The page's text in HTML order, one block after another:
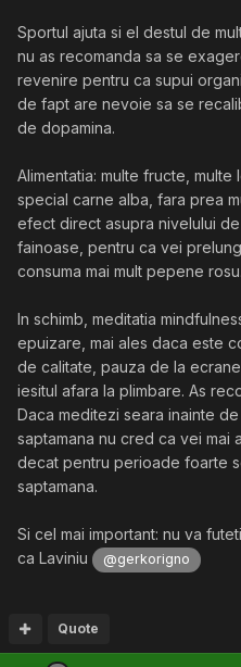
Sportul ajuta si el destul de
nu as recomanda sa se
revenire pentru ca supui
de fapt are nevoie sa se
de dopamina.
Alimentatia: multe fructe,
special carne alba, fara prea
efect direct asupra nivelului
fainoase, pentru ca vei
consuma mai mult pepene
In schimb, meditatia
epuizare, mai ales daca este
de calitate, pauza de la
iesitul afara la plimbare. As
Daca meditezi seara inainte
saptamana nu cred ca vei mai
decat pentru perioade foarte
saptamana.
Si cel mai important: nu va
ca Laviniu
@gerkorigno
Quote